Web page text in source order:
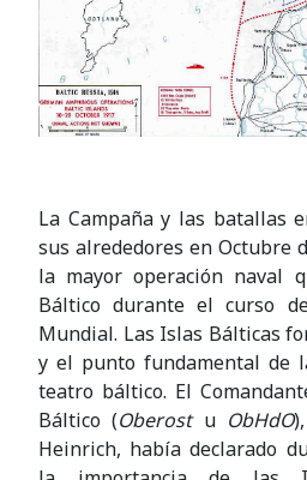
La Campaña y las batallas
sus alrededores en Octubre
la mayor operación naval
Báltico durante el curso
Mundial. Las Islas Bálticas
y el punto fundamental de
teatro báltico. El
Báltico (Oberost u ObHdO),
Heinrich, había declarado